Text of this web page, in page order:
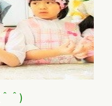
＾)